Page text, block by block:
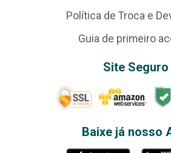
Política de Troca e
Guia de primeiro
Site Seguro
Baixe já nosso